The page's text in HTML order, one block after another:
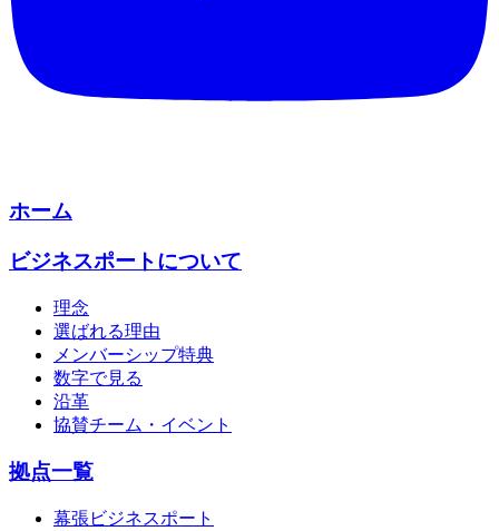
ホーム
ビジネスポートについて
理念
選ばれる理由
メンバーシップ特典
数字で見る
沿革
協賛チーム・イベント
拠点一覧
幕張ビジネスポート